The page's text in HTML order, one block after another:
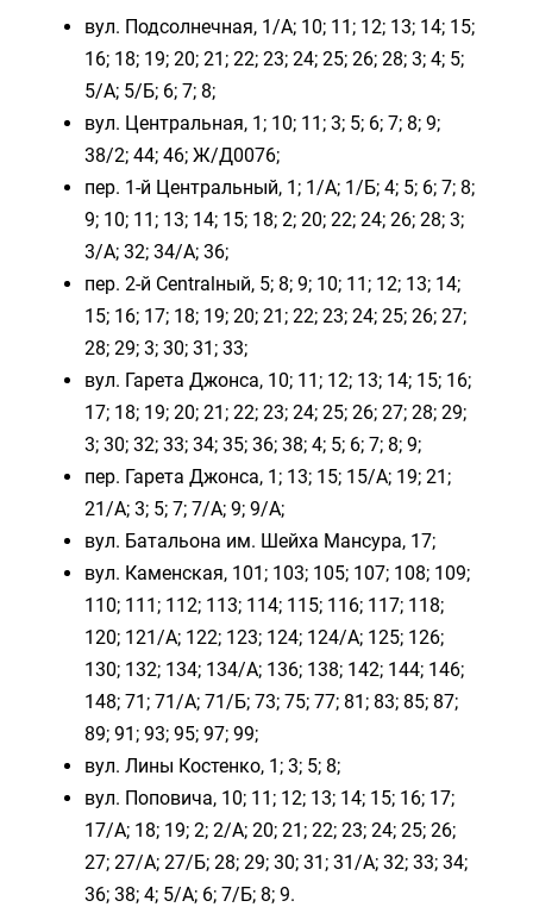
вул. Подсолнечная, 1/А; 10; 11; 12; 13; 14; 15;
16; 18; 19; 20; 21; 22; 23; 24; 25; 26; 28; 3; 4; 5;
5/А; 5/Б; 6; 7; 8;
вул. Центральная, 1; 10; 11; 3; 5; 6; 7; 8; 9;
38/2; 44; 46; Ж/Д0076;
пер. 1-й Центральный, 1; 1/А; 1/Б; 4; 5; 6; 7; 8;
9; 10; 11; 13; 14; 15; 18; 2; 20; 22; 24; 26; 28; 3;
3/А; 32; 34/А; 36;
пер. 2-й Centralный, 5; 8; 9; 10; 11; 12; 13; 14;
15; 16; 17; 18; 19; 20; 21; 22; 23; 24; 25; 26; 27;
28; 29; 3; 30; 31; 33;
вул. Гарета Джонса, 10; 11; 12; 13; 14; 15; 16;
17; 18; 19; 20; 21; 22; 23; 24; 25; 26; 27; 28; 29;
3; 30; 32; 33; 34; 35; 36; 38; 4; 5; 6; 7; 8; 9;
пер. Гарета Джонса, 1; 13; 15; 15/А; 19; 21;
21/А; 3; 5; 7; 7/А; 9; 9/А;
вул. Батальона им. Шейха Мансура, 17;
вул. Каменская, 101; 103; 105; 107; 108; 109;
110; 111; 112; 113; 114; 115; 116; 117; 118;
120; 121/А; 122; 123; 124; 124/А; 125; 126;
130; 132; 134; 134/А; 136; 138; 142; 144; 146;
148; 71; 71/А; 71/Б; 73; 75; 77; 81; 83; 85; 87;
89; 91; 93; 95; 97; 99;
вул. Лины Костенко, 1; 3; 5; 8;
вул. Поповича, 10; 11; 12; 13; 14; 15; 16; 17;
17/А; 18; 19; 2; 2/А; 20; 21; 22; 23; 24; 25; 26;
27; 27/А; 27/Б; 28; 29; 30; 31; 31/А; 32; 33; 34;
36; 38; 4; 5/А; 6; 7/Б; 8; 9.